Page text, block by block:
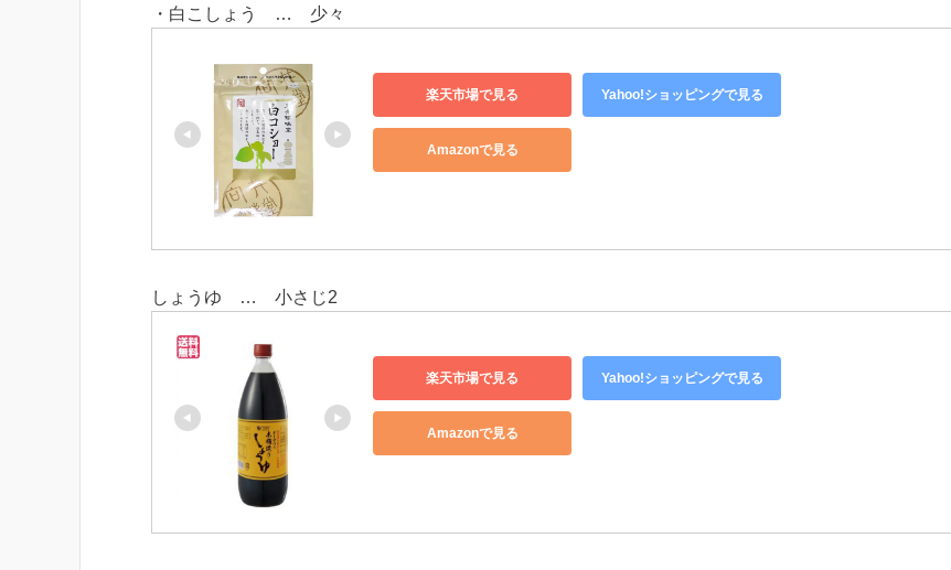
・白こしょう … 少々
楽天市場で見る Yahoo!ショッピングで見る
Amazonで見る
しょうゆ … 小さじ2
楽天市場で見る Yahoo!ショッピングで見る
Amazonで見る